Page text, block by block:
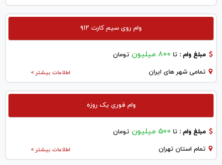
وام روی سیم کارت ۹۱۲
مبلغ وام : تا 800 میلیون تومان
اطلاعات بیشتر > تمامی شهر های ایران
وام فوری یک روزه
مبلغ وام : تا 500 میلیون تومان
اطلاعات بیشتر > تمام استان تهران